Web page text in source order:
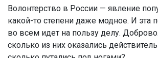
Волонтерство в России — явление
какой-то степени даже модное. И эта
во всем идет на пользу делу.
сколько из них оказались